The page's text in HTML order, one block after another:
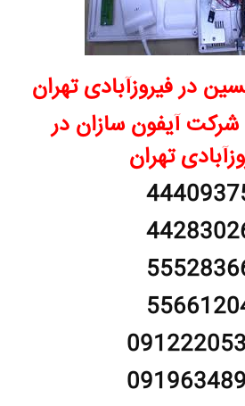
در فیروزآبادی تهران
آیفون سازان در
تهران